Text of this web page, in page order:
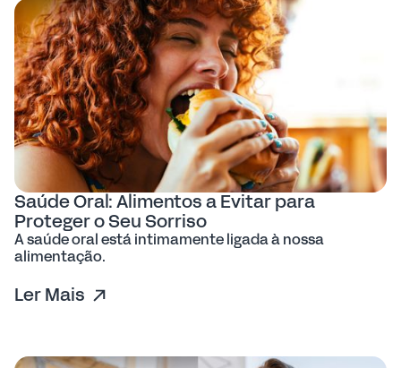
Saúde Oral: Alimentos a Evitar para
Proteger o Seu Sorriso
A saúde oral está intimamente ligada à nossa
alimentação.
Ler Mais